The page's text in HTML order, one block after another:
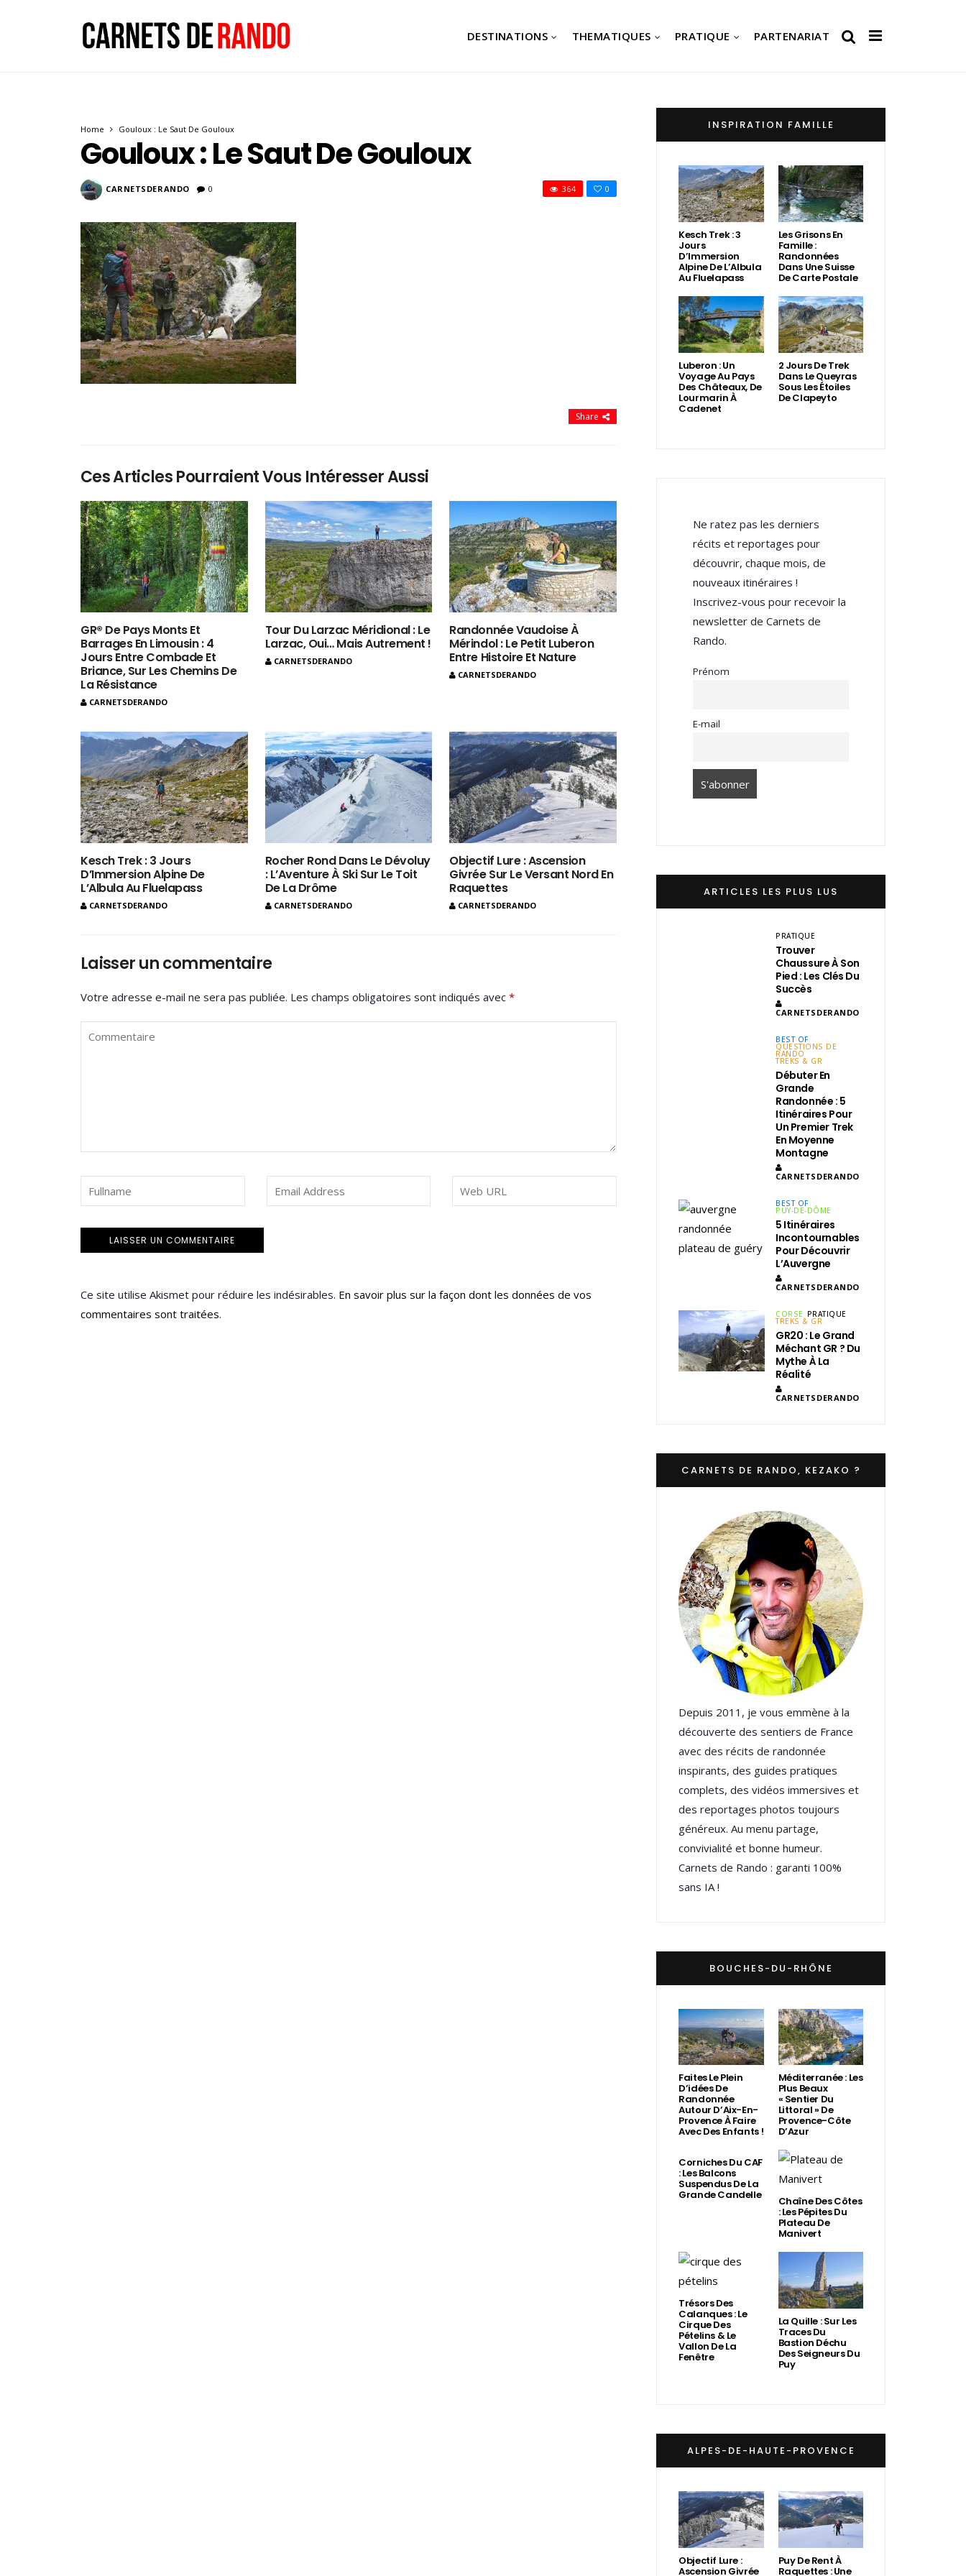
DESTINATIONS THEMATIQUES PRATIQUE PARTENARIAT
Home Gouloux : Le Saut De Gouloux
Gouloux : Le Saut De Gouloux
CARNETSDERANDO 0 0
364
Share
Ces Articles Pourraient Vous Intéresser Aussi
GR® De Pays Monts Et
Barrages En Limousin : 4
Jours Entre Combade Et
Briance, Sur Les Chemins De
La Résistance
CARNETSDERANDO
Tour Du Larzac Méridional : Le
Larzac, Oui… Mais Autrement !
CARNETSDERANDO
Randonnée Vaudoise À
Mérindol : Le Petit Luberon
Entre Histoire Et Nature
CARNETSDERANDO
Kesch Trek : 3 Jours
D’Immersion Alpine De
L’Albula Au Fluelapass
CARNETSDERANDO
Rocher Rond Dans Le Dévoluy
: L’Aventure À Ski Sur Le Toit
De La Drôme
CARNETSDERANDO
Objectif Lure : Ascension
Givrée Sur Le Versant Nord En
Raquettes
CARNETSDERANDO
Laisser un commentaire
Votre adresse e-mail ne sera pas publiée. Les champs obligatoires sont indiqués avec *
Ce site utilise Akismet pour réduire les indésirables. En savoir plus sur la façon dont les données de vos
commentaires sont traitées.
INSPIRATION FAMILLE
Kesch Trek : 3
Jours
D’Immersion
Alpine De L’Albula
Au Fluelapass
Les Grisons En
Famille :
Randonnées
Dans Une Suisse
De Carte Postale
Luberon : Un
Voyage Au Pays
Des Châteaux, De
Lourmarin À
Cadenet
2 Jours De Trek
Dans Le Queyras
Sous Les Étoiles
De Clapeyto
Ne ratez pas les derniers
récits et reportages pour
découvrir, chaque mois, de
nouveaux itinéraires !
Inscrivez-vous pour recevoir la
newsletter de Carnets de
Rando.
Prénom
E-mail
ARTICLES LES PLUS LUS
PRATIQUE
Trouver
Chaussure À Son
Pied : Les Clés Du
Succès
CARNETSDERANDO
BEST OF
QUESTIONS DE
RANDO
TREKS & GR
Débuter En
Grande
Randonnée : 5
Itinéraires Pour
Un Premier Trek
En Moyenne
Montagne
CARNETSDERANDO
BEST OF
PUY-DE-DÔME
5 Itinéraires
Incontournables
Pour Découvrir
L’Auvergne
CARNETSDERANDO
CORSE PRATIQUE
TREKS & GR
GR20 : Le Grand
Méchant GR ? Du
Mythe À La
Réalité
CARNETSDERANDO
CARNETS DE RANDO, KEZAKO ?
Depuis 2011, je vous emmène à la
découverte des sentiers de France
avec des récits de randonnée
inspirants, des guides pratiques
complets, des vidéos immersives et
des reportages photos toujours
généreux. Au menu partage,
convivialité et bonne humeur.
Carnets de Rando : garanti 100%
sans IA !
BOUCHES-DU-RHÔNE
Faites Le Plein
D’idées De
Randonnée
Autour D’Aix-En-
Provence À Faire
Avec Des Enfants !
Méditerranée : Les
Plus Beaux
« Sentier Du
Littoral » De
Provence-Côte
D’Azur
Corniches Du CAF
: Les Balcons
Suspendus De La
Grande Candelle Chaîne Des Côtes
: Les Pépites Du
Plateau De
Manivert
Trésors Des
Calanques : Le
Cirque Des
Pételins & Le
Vallon De La
Fenêtre
La Quille : Sur Les
Traces Du
Bastion Déchu
Des Seigneurs Du
Puy
ALPES-DE-HAUTE-PROVENCE
Objectif Lure :
Ascension Givrée
Puy De Rent À
Raquettes : Une